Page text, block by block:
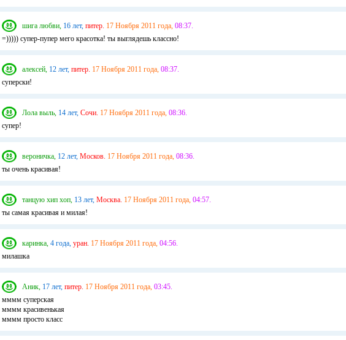
шига любви, 16 лет, питер. 17 Ноября 2011 года, 08:37.
=))))) супер-пупер мего красотка! ты выглядешь классно!
алексей, 12 лет, питер. 17 Ноября 2011 года, 08:37.
суперски!
Лола выль, 14 лет, Сочи. 17 Ноября 2011 года, 08:36.
супер!
вероничка, 12 лет, Москов. 17 Ноября 2011 года, 08:36.
ты очень красивая!
танцую хип хоп, 13 лет, Москва. 17 Ноября 2011 года, 04:57.
ты самая красивая и милая!
каринка, 4 года, уран. 17 Ноября 2011 года, 04:56.
милашка
Аник, 17 лет, питер. 17 Ноября 2011 года, 03:45.
мммм суперская
мммм красивенькая
мммм просто класс